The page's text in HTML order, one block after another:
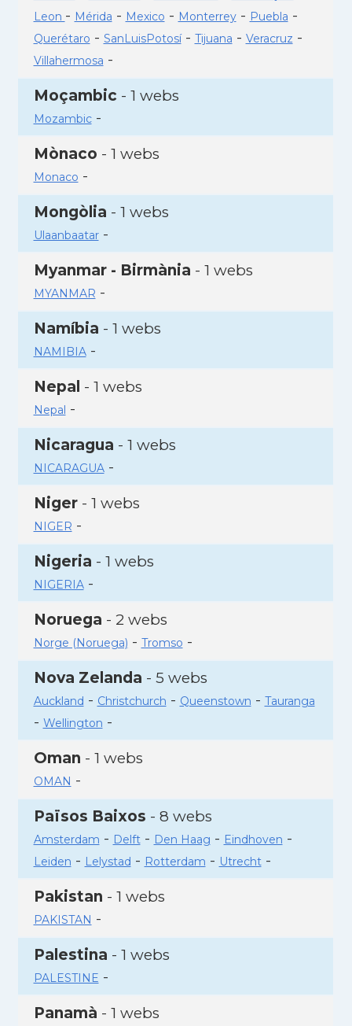
Leon - Mérida - Mexico - Monterrey- Puebla -
Querétaro - SanLuisPotosí- Tijuana - Veracruz -
Villahermosa -
Moçambic - 1 webs
Mozambic-
Mònaco - 1 webs
Monaco -
Mongòlia - 1 webs
Ulaanbaatar-
Myanmar - Birmània - 1 webs
MYANMAR -
Namíbia - 1 webs
NAMIBIA-
Nepal - 1 webs
Nepal -
Nicaragua - 1 webs
NICARAGUA-
Niger- 1 webs
NIGER -
Nigeria - 1 webs
NIGERIA-
Noruega - 2 webs
Norge (Noruega) - Tromso -
Nova Zelanda - 5 webs
Auckland - Christchurch - Queenstown - Tauranga
- Wellington -
Oman - 1 webs
OMAN -
Països Baixos - 8 webs
Amsterdam - Delft- Den Haag - Eindhoven -
Leiden - Lelystad - Rotterdam - Utrecht-
Pakistan - 1 webs
PAKISTAN -
Palestina - 1 webs
PALESTINE -
Panamà - 1 webs